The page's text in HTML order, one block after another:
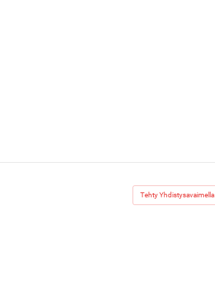
Tehty Yhdistysavaimella